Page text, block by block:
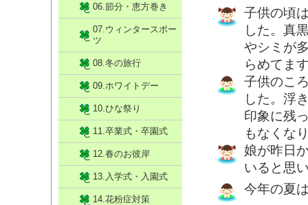
子供の頃
した。真
やシミが
らめてま
子供のこ
した。浮
印象に残
もなくな
娘が昨日
いると思
今年の夏
06.節分・恵方巻き
07.ウィンタースポー
ツ
08.冬の旅行
09.ホワイトデー
10.ひな祭り
11.卒業式・卒園式
12.春のお彼岸
13.入学式・入園式
14.花粉症対策